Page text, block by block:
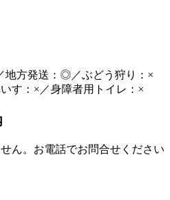
地方発送：◎／ぶどう狩り：×
す：×／身障者用トイレ：×
ん。お電話でお問合せください